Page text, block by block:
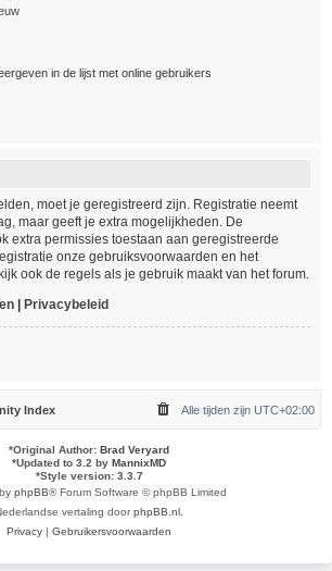
in de lijst met online gebruikers
moet je geregistreerd zijn. Registratie neemt
maar geeft je extra mogelijkheden. De
extra permissies toestaan aan geregistreerde
onze gebruiksvoorwaarden en het
ook de regels als je gebruik maakt van het forum.
| Privacybeleid
Index Alle tijden zijn UTC+02:00
*Original Author: Brad Veryard
*Updated to 3.2 by MannixMD
*Style version: 3.3.7
phpBB® Forum Software © phpBB Limited
vertaling doorphpBB.nl
Privacy | Gebruikersvoorwaarden